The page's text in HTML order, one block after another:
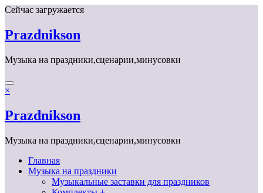
Перейти
содержимому
Сейчас загружается
Prazdnikson
Музыка на праздники,сценарии,минусовки
×
Prazdnikson
Музыка на праздники,сценарии,минусовки
Главная
Музыка на праздники
Музыкальные заставки для праздников